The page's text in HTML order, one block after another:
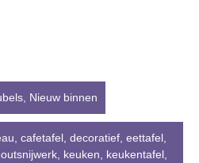
Nieuw binnen
cafetafel decoratief eettafel
keuken keukentafel